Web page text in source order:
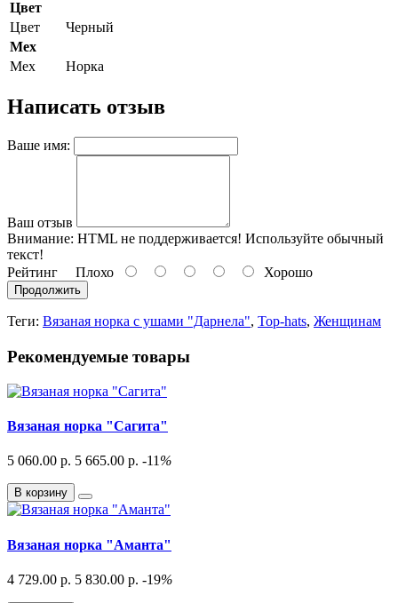
Цвет
Цвет
Черный
Мех
Мех
Норка
Написать отзыв
Ваше имя:
Ваш отзыв
Внимание: HTML не поддерживается! Используйте обычный
текст!
Рейтинг Плохо Хорошо
Продолжить
Теги: Вязаная норка с ушами "Дарнела", Top-hats, Женщинам
Рекомендуемые товары
Вязаная норка "Сагита"
5 060.00 р. 5 665.00 р. -11 %
В корзину
Вязаная норка "Аманта"
4 729.00 р. 5 830.00 р. -19%